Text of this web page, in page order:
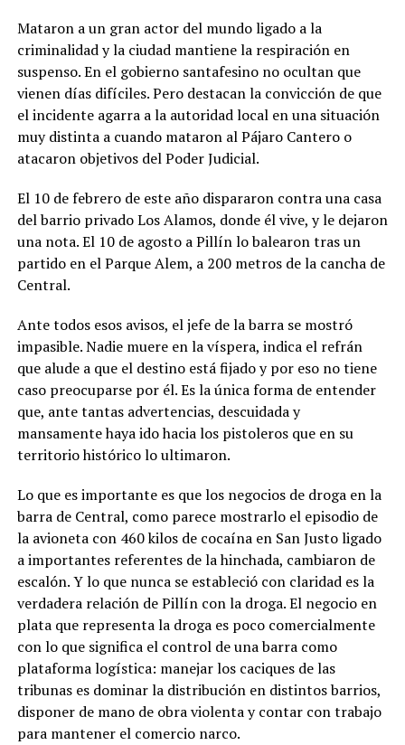
Mataron a un gran actor del mundo ligado a la
criminalidad y la ciudad mantiene la respiración en
suspenso. En el gobierno santafesino no ocultan que
vienen días difíciles. Pero destacan la convicción de que
el incidente agarra a la autoridad local en una situación
muy distinta a cuando mataron al Pájaro Cantero o
atacaron objetivos del Poder Judicial.
El 10 de febrero de este año dispararon contra una casa
del barrio privado Los Alamos, donde él vive, y le dejaron
una nota. El 10 de agosto a Pillín lo balearon tras un
partido en el Parque Alem, a 200 metros de la cancha de
Central.
Ante todos esos avisos, el jefe de la barra se mostró
impasible. Nadie muere en la víspera, indica el refrán
que alude a que el destino está fijado y por eso no tiene
caso preocuparse por él. Es la única forma de entender
que, ante tantas advertencias, descuidada y
mansamente haya ido hacia los pistoleros que en su
territorio histórico lo ultimaron.
Lo que es importante es que los negocios de droga en la
barra de Central, como parece mostrarlo el episodio de
la avioneta con 460 kilos de cocaína en San Justo ligado
a importantes referentes de la hinchada, cambiaron de
escalón. Y lo que nunca se estableció con claridad es la
verdadera relación de Pillín con la droga. El negocio en
plata que representa la droga es poco comercialmente
con lo que significa el control de una barra como
plataforma logística: manejar los caciques de las
tribunas es dominar la distribución en distintos barrios,
disponer de mano de obra violenta y contar con trabajo
para mantener el comercio narco.